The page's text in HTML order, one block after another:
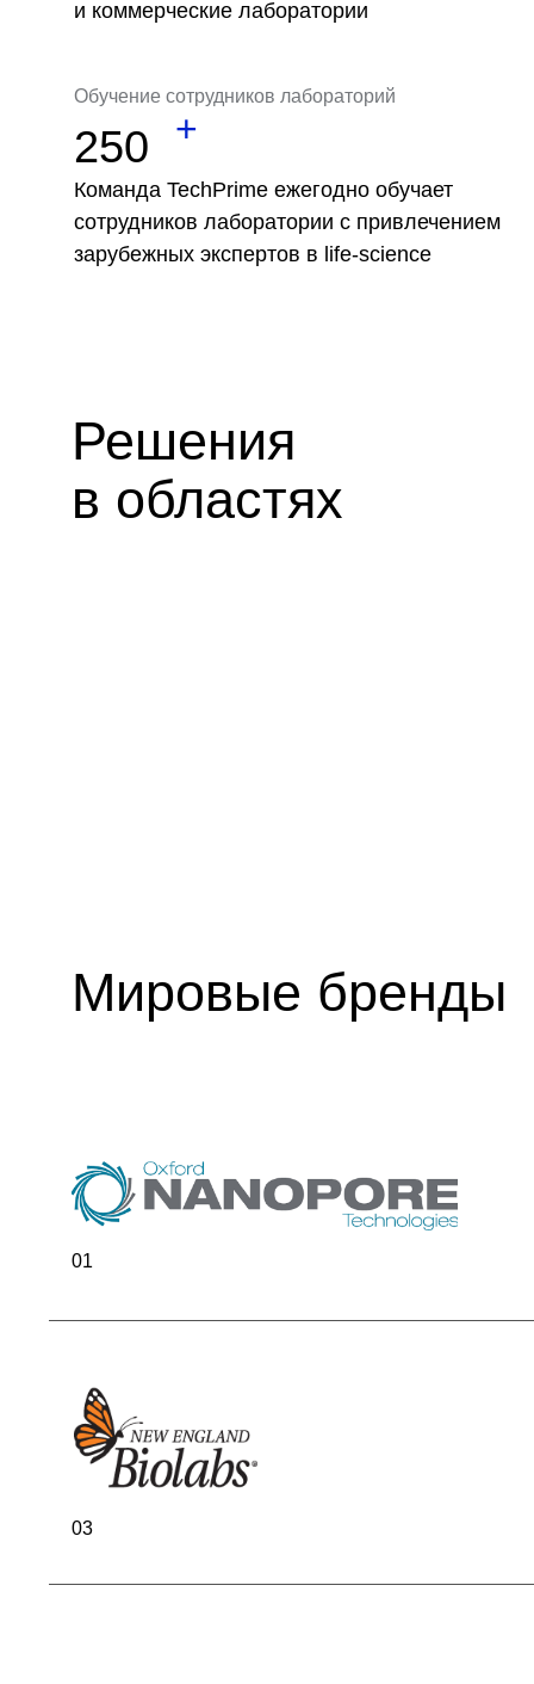
и коммерческие лаборатории
+
250
Обучение сотрудников лабораторий
Команда TechPrime ежегодно обучает
сотрудников лаборатории с привлечением
зарубежных экспертов в life-science
Решения
в областях
01
03
Мировые бренды